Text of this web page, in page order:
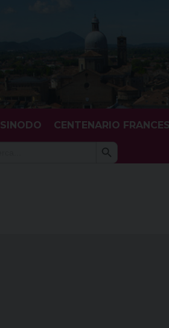
SINODO CENTENARIO
Search Search Button